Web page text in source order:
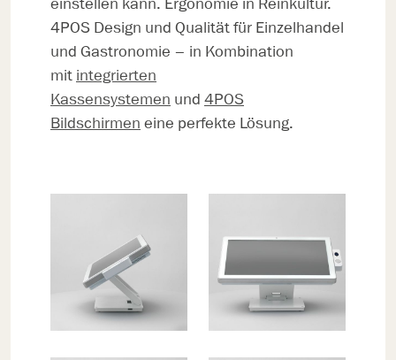
4POS Design und Qualität für Einzelhandel
und Gastronomie – in Kombination
mit integrierten
Kassensystemen und 4POS
Bildschirmen eine perfekte Lösung.